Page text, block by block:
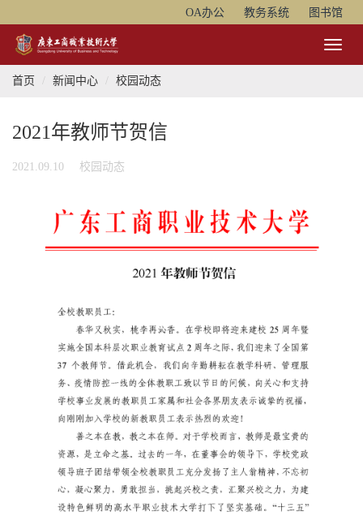
OA办公 教务系统 图书馆
Toggle
首页
新闻中心 校园动态
2021年教师节贺信
2021.09.10 校园动态